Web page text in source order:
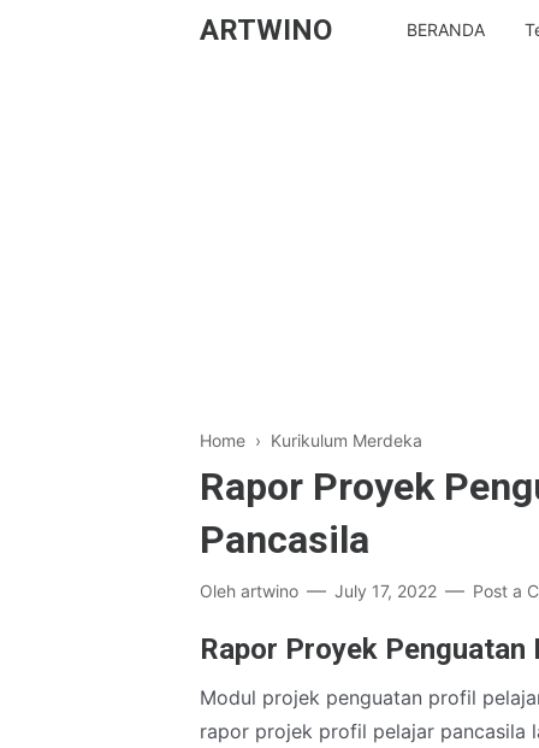
ARTWINO BERANDA
Home › Kurikulum Merdeka
Rapor Proyek
Pancasila
Oleh artwino July 17, 2022 Post a
Rapor Proyek
Modul projek penguatan profil
rapor projek profil pelajar pancasila